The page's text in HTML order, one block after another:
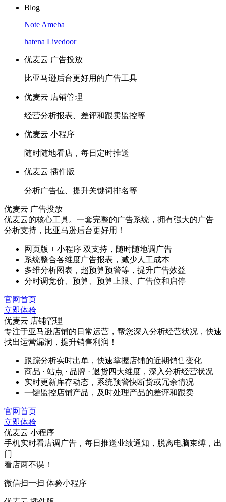
Blog
Note Ameba
hatena Livedoor
优麦云 广告投放
比亚马逊后台更好用的广告工具
优麦云 店铺管理
经营分析报表、差评和跟卖监控等
优麦云 小程序
随时随地看店，每日定时推送
优麦云 插件版
分析广告位、提升关键词排名等
优麦云 广告投放
优麦云的核心工具。一套完整的广告系统，拥有强大的广告
分析支持，比亚马逊后台更好用！
网页版 + 小程序 双支持，随时随地调广告
系统整合各维度广告报表，减少人工成本
多维分析图表，超预算预警等，提升广告效益
分时调竞价、预算、预算上限、广告位和启停
官网首页
立即体验
优麦云 店铺管理
专注于亚马逊店铺的日常运营，帮您深入分析经营状况，快速
找出运营漏洞，提升销售利润！
跟踪分析实时出单，快速掌握店铺的近期销售变化
商品 · 站点 · 品牌 · 退货四大维度，深入分析经营状况
实时更新库存动态，系统预警快断货或冗余情况
一键监控店铺产品，及时处理产品的差评和跟卖
官网首页
立即体验
优麦云 小程序
手机实时看店调广告，每日推送业绩通知，脱离电脑束缚，出
门
看店两不误！
微信扫一扫 体验小程序